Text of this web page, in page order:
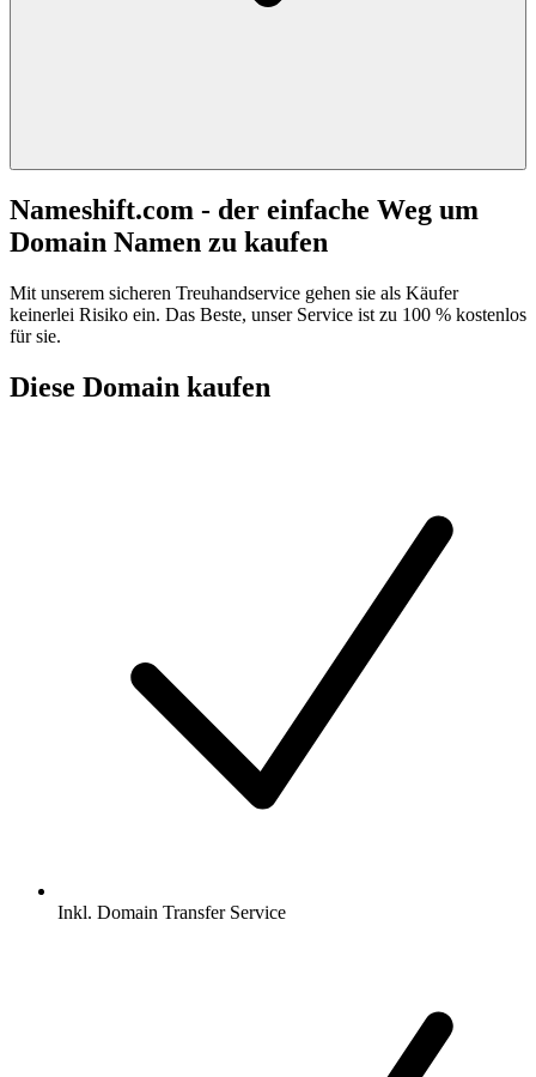
Nameshift.com - der einfache Weg um
Domain Namen zu kaufen
Mit unserem sicheren Treuhandservice gehen sie als Käufer
keinerlei Risiko ein. Das Beste, unser Service ist zu 100 % kostenlos
für sie.
Diese Domain kaufen
Inkl. Domain Transfer Service